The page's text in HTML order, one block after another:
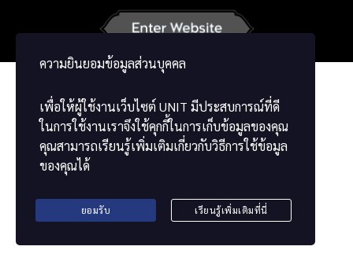
ความยินยอมข้อมูลส่วนบุคคล
เพื่อให้ผู้ใช้งานเว็บไซต์ UNIT มีประสบการณ์ที่ดี
ในการใช้งานเราจึงใช้คุกกี้ในการเก็บข้อมูลของคุณ
คุณสามารถเรียนรู้เพิ่มเติมเกี่ยวกับวิธีการใช้ข้อมูล
ของคุณได้
ยอมรับ เรียนรู้เพิ่มเติมที่นี่